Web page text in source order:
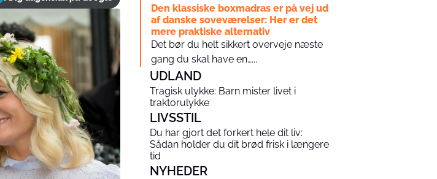
Den klassiske boxmadras er på vej ud
af danske soveværelser: Her er det
mere praktiske alternativ
Det bør du helt sikkert overveje næste
gang du skal have en…...
UDLAND
Tragisk ulykke: Barn mister livet i
traktorulykke
LIVSSTIL
Du har gjort det forkert hele dit liv:
Sådan holder du dit brød frisk i længere
tid
NYHEDER